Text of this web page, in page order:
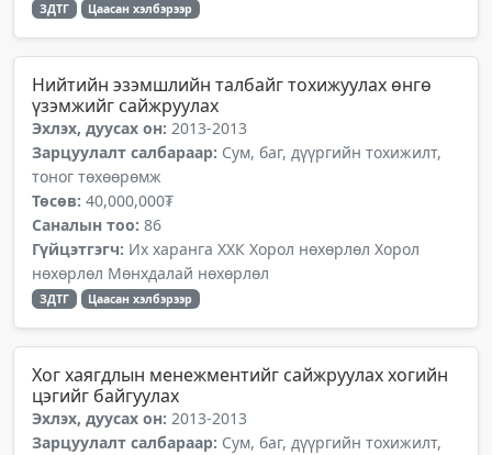
ЗДТГ Цаасан хэлбэрээр
Нийтийн эзэмшлийн талбайг тохижуулах өнгө
үзэмжийг сайжруулах
Эхлэх, дуусах он: 2013-2013
Зарцуулалт салбараар: Сум, баг, дүүргийн тохижилт,
тоног төхөөрөмж
Төсөв: 40,000,000₮
Саналын тоо: 86
Гүйцэтгэгч: Их харанга ХХК Хорол нөхөрлөл Хорол
нөхөрлөл Мөнхдалай нөхөрлөл
ЗДТГ Цаасан хэлбэрээр
Хог хаягдлын менежментийг сайжруулах хогийн
цэгийг байгуулах
Эхлэх, дуусах он: 2013-2013
Зарцуулалт салбараар: Сум, баг, дүүргийн тохижилт,